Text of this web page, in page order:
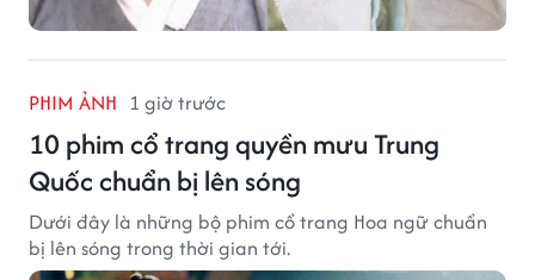
PHIM ẢNH 1 giờ trước
10 phim cổ trang quyền mưu Trung
Quốc chuẩn bị lên sóng
Dưới đây là những bộ phim cổ trang Hoa ngữ chuẩn
bị lên sóng trong thời gian tới.